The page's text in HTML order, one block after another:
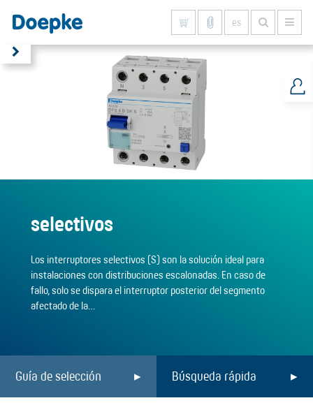
es
selectivos
Los interruptores selectivos (S) son la solución ideal para
instalaciones con distribuciones escalonadas. En caso de
fallo, solo se dispara el interruptor posterior del segmento
afectado de la…
Guía de selección Búsqueda rápida